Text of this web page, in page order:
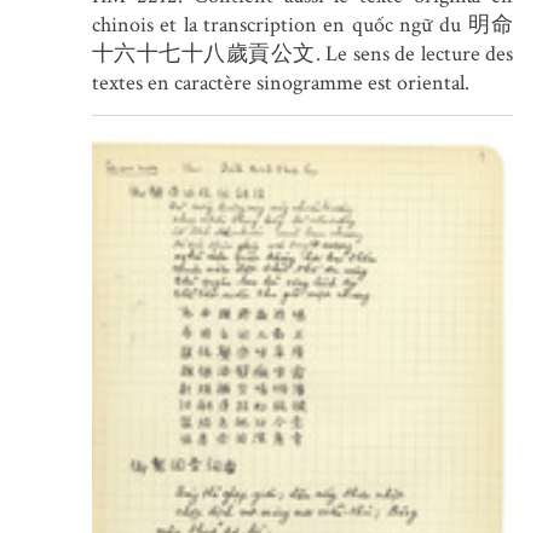
chinois et la transcription en quốc ngữ du 明命
十六十七十八歲貢公文. Le sens de lecture des
textes en caractère sinogramme est oriental.